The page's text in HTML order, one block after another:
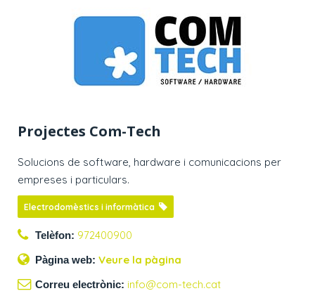
Projectes Com-Tech
Solucions de software, hardware i comunicacions per
empreses i particulars.
Electrodomèstics i informàtica
Telèfon: 972400900
Pàgina web: Veure la pàgina
Correu electrònic: info@com-tech.cat